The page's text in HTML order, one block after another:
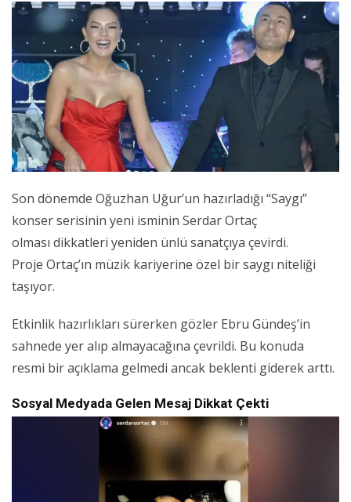
Son dönemde Oğuzhan Uğur’un hazırladığı “Saygı”
konser serisinin yeni isminin Serdar Ortaç
olması dikkatleri yeniden ünlü sanatçıya çevirdi.
Proje Ortaç’ın müzik kariyerine özel bir saygı niteliği
taşıyor.
Etkinlik hazırlıkları sürerken gözler Ebru Gündeş’in
sahnede yer alıp almayacağına çevrildi. Bu konuda
resmi bir açıklama gelmedi ancak beklenti giderek arttı.
Sosyal Medyada Gelen Mesaj Dikkat Çekti